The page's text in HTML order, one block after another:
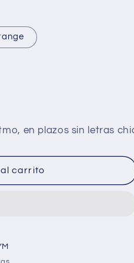
carrito